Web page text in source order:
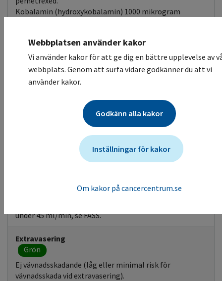
Kobalamin (hydroxykobalamin) 1000 mikrogram
nionde vecka och kan då ges samma dag som
pemetrexed. Om kobalamin ges peroralt sedan tidigare
av substitutionsskäl, kan peroral dos (cyanokobalamin)
1 mg dagligen fortsätta istället för byte till
intramuskulär dos.
Vid hematologisk toxicitet trots skydd: Följ
dosjusteringsrekommendation och/eller skjut upp
Kortikosteroid
Hudreaktioner vanliga. Förbehandling med kortison
under 45 ml/min, se FASS.
Extravasering
Grön
Ej vävnadsskadande (låg eller minimal risk för
vävnadsskada vid extravasering).
Webbplatsen använder kakor
Vi använder kakor för att ge dig en bättre upplevelse av
webbplats. Genom att surfa vidare godkänner du att vi
använder kakor.
Godkänn alla kakor
Inställningar för kakor
Om kakor på cancercentrum.se